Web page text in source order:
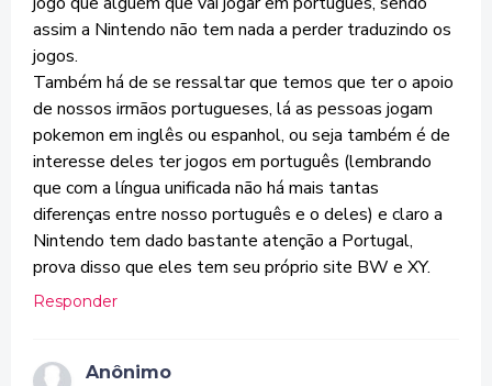
assim a Nintendo não tem nada a perder traduzindo os
jogos.
Também há de se ressaltar que temos que ter o apoio
de nossos irmãos portugueses, lá as pessoas jogam
pokemon em inglês ou espanhol, ou seja também é de
interesse deles ter jogos em português (lembrando
que com a língua unificada não há mais tantas
diferenças entre nosso português e o deles) e claro a
Nintendo tem dado bastante atenção a Portugal,
prova disso que eles tem seu próprio site BW e XY.
Responder
Anônimo